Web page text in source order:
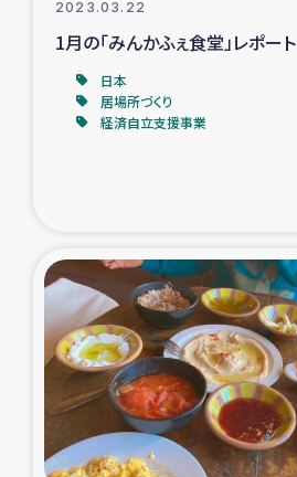
2023.03.22
1月の「みんかふぇ食堂」レポート
日本
居場所づくり
経済自立支援事業